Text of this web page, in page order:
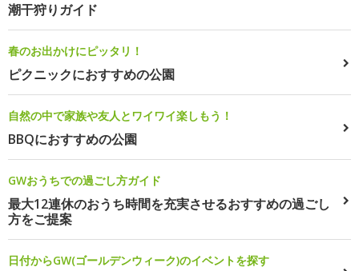
潮干狩りガイド
春のお出かけにピッタリ！
ピクニックにおすすめの公園
自然の中で家族や友人とワイワイ楽しもう！
BBQにおすすめの公園
GWおうちでの過ごし方ガイド
最大12連休のおうち時間を充実させるおすすめの過ごし
方をご提案
日付からGW(ゴールデンウィーク)のイベントを探す